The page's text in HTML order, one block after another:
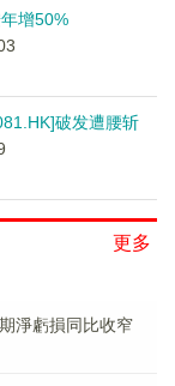
增50%
破发遭腰斩
更多
淨虧損同比收窄